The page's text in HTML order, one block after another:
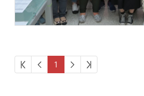
第一頁上一頁
1 下一頁最後頁